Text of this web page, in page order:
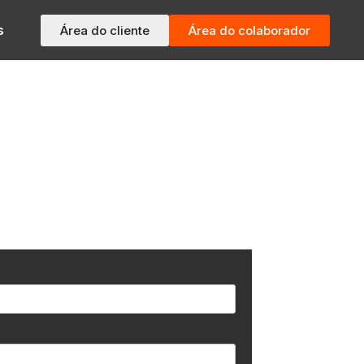
Área do cliente Área do colaborador